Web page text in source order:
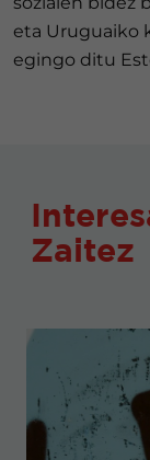
eta Uruguaiko
egingo ditu
Zaitez